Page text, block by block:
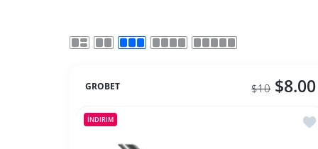
GROBET $8.00
$10
İNDIRIM